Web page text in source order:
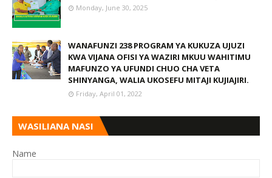
Monday, June 30, 2025
WANAFUNZI 238 PROGRAM YA KUKUZA UJUZI
KWA VIJANA OFISI YA WAZIRI MKUU WAHITIMU
MAFUNZO YA UFUNDI CHUO CHA VETA
SHINYANGA, WALIA UKOSEFU MITAJI KUJIAJIRI.
Friday, April 01, 2022
WASILIANA NASI
Name